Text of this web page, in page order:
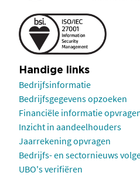
Handige links
Bedrijfsinformatie
Bedrijfsgegevens opzoeken
Financiële informatie
Inzicht in aandeelhouders
Jaarrekening opvragen
Bedrijfs- en sectornieuws
UBO's verifiëren